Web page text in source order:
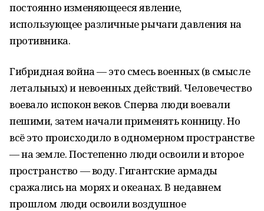
постоянно изменяющееся явление,
использующее различные рычаги давления на
противника.
Гибридная война — это смесь военных (в смысле
летальных) и невоенных действий. Человечество
воевало испокон веков. Сперва люди воевали
пешими, затем начали применять конницу. Но
всё это происходило в одномерном пространстве
— на земле. Постепенно люди освоили и второе
пространство — воду. Гигантские армады
сражались на морях и океанах. В недавнем
прошлом люди освоили воздушное